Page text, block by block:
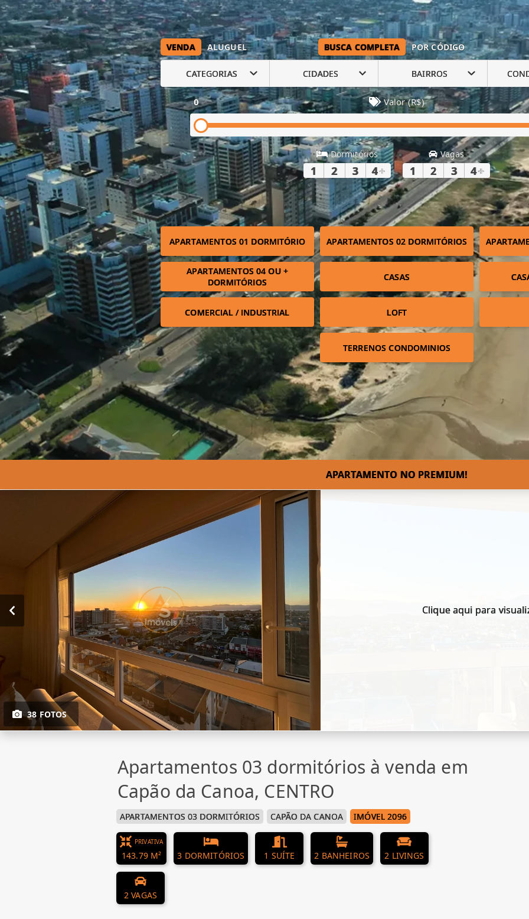
VENDA ALUGUEL BUSCA COMPLETA POR CÓDIGO
CATEGORIAS CIDADES BAIRROS
0 Valor (R$)
Dormitórios
1 2 3 4+
Vagas
1 2 3 4+
APARTAMENTOS 01 DORMITÓRIO APARTAMENTOS 02 DORMITÓRIOS
APARTAMENTOS 04 OU +
DORMITÓRIOS
CASAS
COMERCIAL / INDUSTRIAL LOFT
TERRENOS CONDOMINIOS
APARTAMENTO NO PREMIUM!
38 FOTOS
Clique aqui para
Apartamentos 03 dormitórios à venda em
Capão da Canoa, CENTRO
APARTAMENTOS 03 DORMITÓRIOS CAPÃO DA CANOA IMÓVEL 2096
PRIVATIVA
143.79 M² 3 DORMITÓRIOS 1 SUÍTE 2 BANHEIROS 2 LIVINGS
2 VAGAS